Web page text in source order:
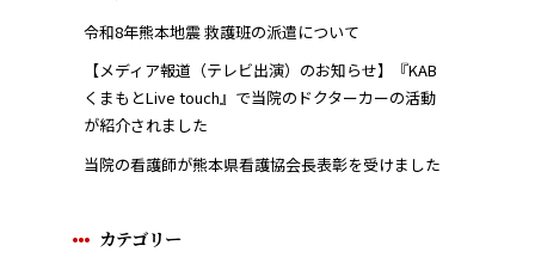
令和8年熊本地震 救護班の派遣について
【メディア報道（テレビ出演）のお知らせ】『KAB
くまもとLive touch』で当院のドクターカーの活動
が紹介されました
当院の看護師が熊本県看護協会長表彰を受けました
カテゴリー